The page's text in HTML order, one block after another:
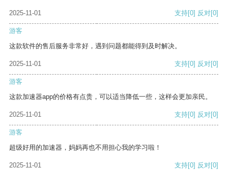
2025-11-01 支持[0] 反对[0]
游客
这款软件的售后服务非常好，遇到问题都能得到及时解决。
2025-11-01 支持[0] 反对[0]
游客
这款加速器app的价格有点贵，可以适当降低一些，这样会更加亲民。
2025-11-01 支持[0] 反对[0]
游客
超级好用的加速器，妈妈再也不用担心我的学习啦！
2025-11-01 支持[0] 反对[0]